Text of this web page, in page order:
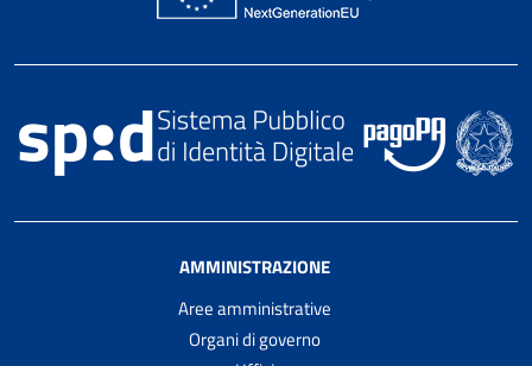
AMMINISTRAZIONE
Aree amministrative
Organi di governo